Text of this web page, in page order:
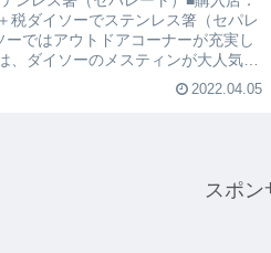
ダイソーでステンレス箸（セパレ
ではアウトドアコーナーが充実し
、ダイソーのメスティンが大人気で
2022.04.05
スポン